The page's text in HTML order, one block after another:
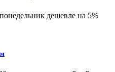
дешевле на 5%